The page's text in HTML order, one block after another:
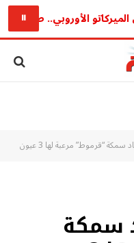
الأوروبي.. صراع ناري
⏸
“قرموط” مرعبة لها 3 عيون
سمكة